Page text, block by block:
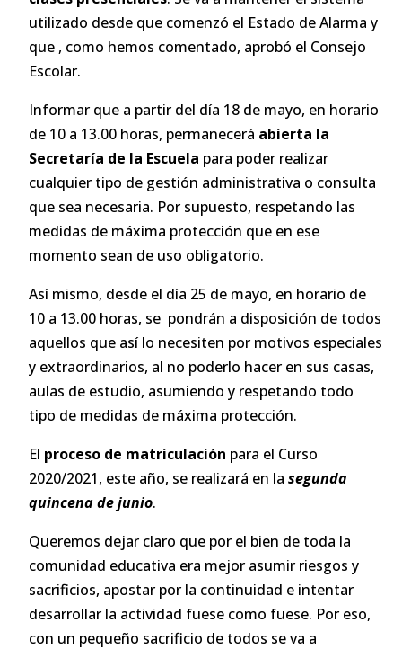
utilizado desde que comenzó el Estado de Alarma y
que , como hemos comentado, aprobó el Consejo
Escolar.
Informar que a partir del día 18 de mayo, en horario
de 10 a 13.00 horas, permanecerá abierta la
Secretaría de la Escuela para poder realizar
cualquier tipo de gestión administrativa o consulta
que sea necesaria. Por supuesto, respetando las
medidas de máxima protección que en ese
momento sean de uso obligatorio.
Así mismo, desde el día 25 de mayo, en horario de
10 a 13.00 horas, se pondrán a disposición de todos
aquellos que así lo necesiten por motivos especiales
y extraordinarios, al no poderlo hacer en sus casas,
aulas de estudio, asumiendo y respetando todo
tipo de medidas de máxima protección.
El proceso de matriculación para el Curso
2020/2021, este año, se realizará en la segunda
quincena de junio.
Queremos dejar claro que por el bien de toda la
comunidad educativa era mejor asumir riesgos y
sacrificios, apostar por la continuidad e intentar
desarrollar la actividad fuese como fuese. Por eso,
con un pequeño sacrificio de todos se va a